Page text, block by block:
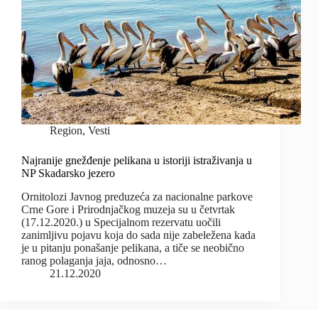
Region, Vesti
Najranije gnežđenje pelikana u istoriji istraživanja u
NP Skadarsko jezero
Ornitolozi Javnog preduzeća za nacionalne parkove
Crne Gore i Prirodnjačkog muzeja su u četvrtak
(17.12.2020.) u Specijalnom rezervatu uočili
zanimljivu pojavu koja do sada nije zabeležena kada
je u pitanju ponašanje pelikana, a tiče se neobično
ranog polaganja jaja, odnosno…
21.12.2020